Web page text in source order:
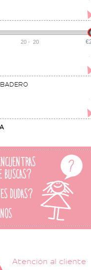
20- 20
Atención al cliente